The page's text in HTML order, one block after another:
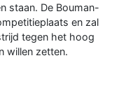
staan. De Bouman-
en zal
tegen het hoog
willen zetten.